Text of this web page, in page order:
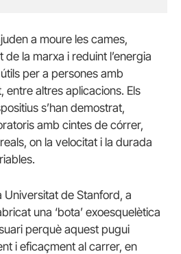
a moure les cames,
la marxa i reduint l’energia
per a persones amb
entre altres aplicacions. Els
s’han demostrat,
amb cintes de córrer,
on la velocitat i la durada
de Stanford, a
una ‘bota’ exoesquelètica
perquè aquest pugui
i eficaçment al carrer, en